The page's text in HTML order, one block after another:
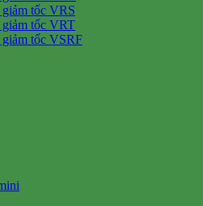
tốc VRS
tốc VRT
tốc VSRF